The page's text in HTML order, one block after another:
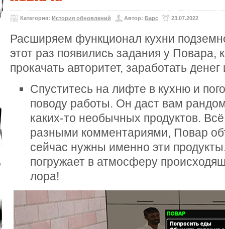
Категория: История обновлений Автор: Барс 23.07.2022
Расширяем функционал кухни
этот раз появились задания у Повара,
прокачать авторитет, заработать
Спуститесь на лифте в кухню и
поводу работы. Он даст вам
каких-то необычных продуктов.
разными комментариями, Повар
сейчас нужны именно эти
погружает в атмосферу
лора!